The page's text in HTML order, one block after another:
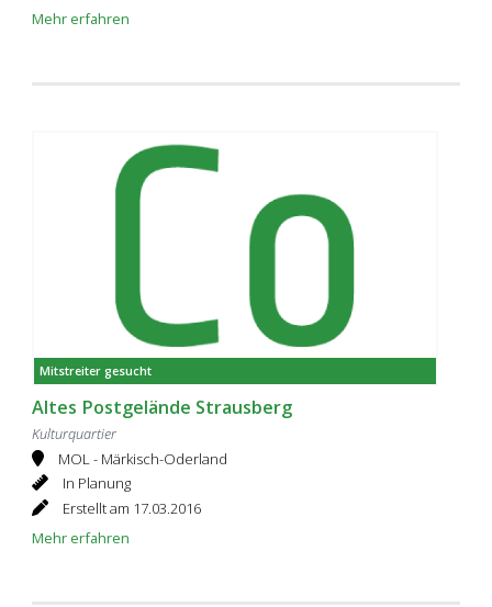
Mehr erfahren
Mitstreiter gesucht
Altes Postgelände Strausberg
Kulturquartier
MOL - Märkisch-Oderland
In Planung
Erstellt am 17.03.2016
Mehr erfahren